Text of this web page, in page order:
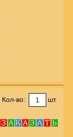
Кол-во: шт.